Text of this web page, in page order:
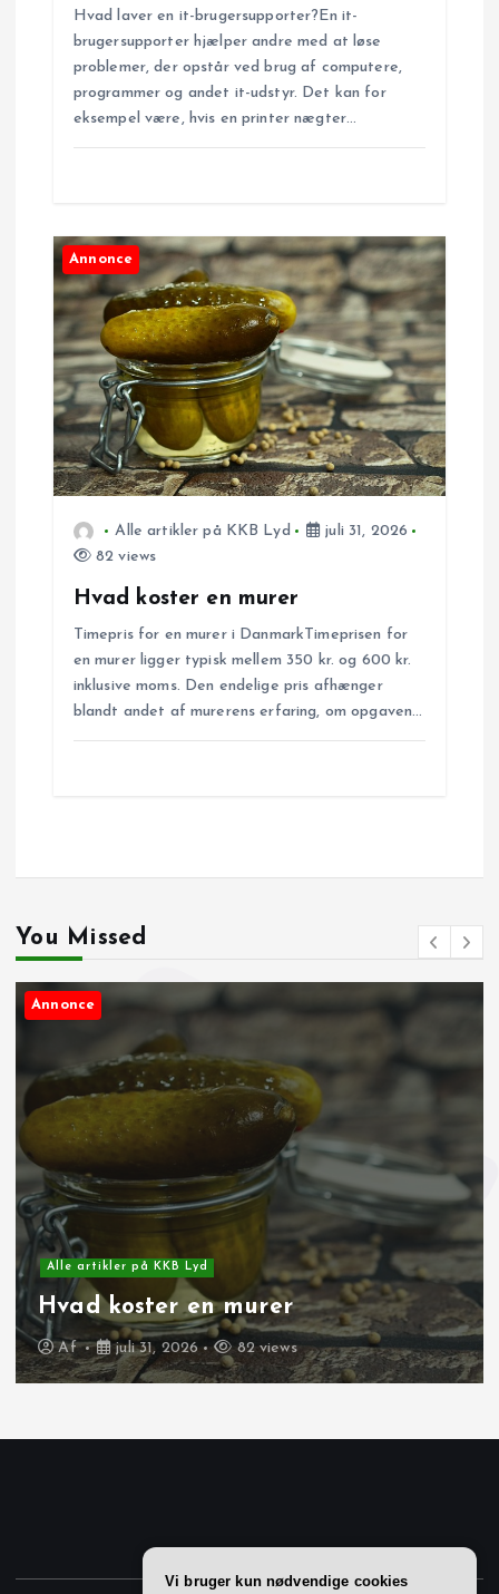
Hvad laver en it-brugersupporter?En it-
brugersupporter hjælper andre med at løse
problemer, der opstår ved brug af computere,
programmer og andet it-udstyr. Det kan for
eksempel være, hvis en printer nægter…
Annonce
Alle artikler på KKB Lyd
juli 31, 2026
82 views
Hvad koster en murer
Timepris for en murer i DanmarkTimeprisen for
en murer ligger typisk mellem 350 kr. og 600 kr.
inklusive moms. Den endelige pris afhænger
blandt andet af murerens erfaring, om opgaven…
You Missed
Alle artikler på KKB Lyd
Glem krak: Fremtidens kort og
vejvisning på mobilen
Af juni 10, 2026 264 views
Annonce
Vi bruger kun nødvendige cookies